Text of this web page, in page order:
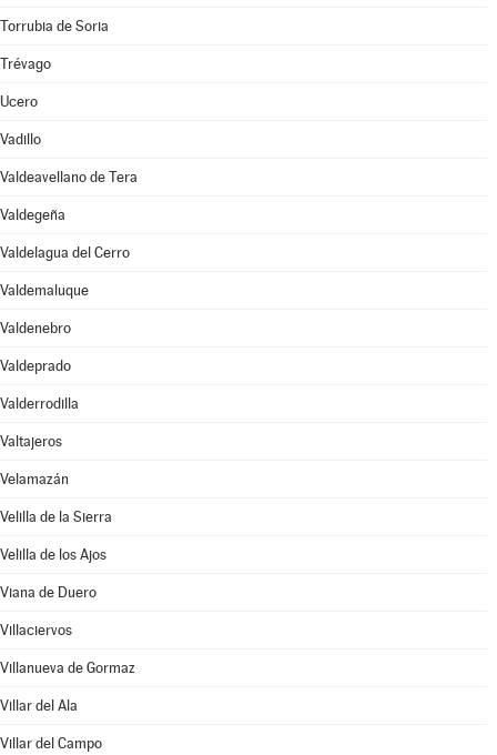
Torrubia de Soria
Trévago
Ucero
Vadillo
Valdeavellano de Tera
Valdegeña
Valdelagua del Cerro
Valdemaluque
Valdenebro
Valdeprado
Valderrodilla
Valtajeros
Velamazán
Velilla de la Sierra
Velilla de los Ajos
Viana de Duero
Villaciervos
Villanueva de Gormaz
Villar del Ala
Villar del Campo